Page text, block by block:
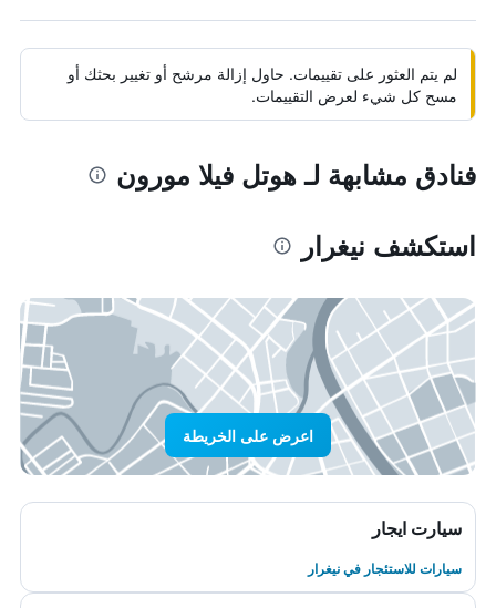
لم يتم العثور على تقييمات. حاول إزالة مرشح أو تغيير بحثك أو
مسح كل شيء لعرض التقييمات.
فنادق مشابهة لـ هوتل فيلا مورون
استكشف نيغرار
اعرض على الخريطة
سيارت ايجار
سيارات للاستئجار في نيغرار